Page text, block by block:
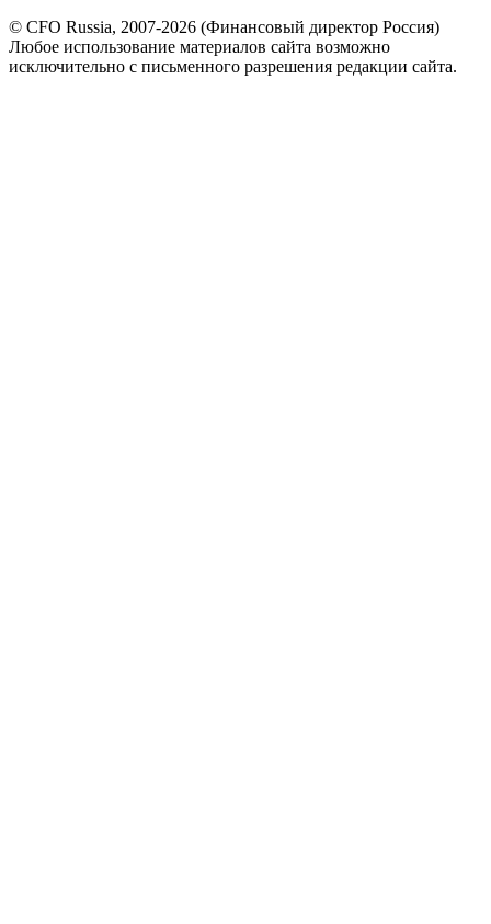
© CFO Russia, 2007-2026 (Финансовый директор Россия)
Любое использование материалов сайта возможно
исключительно с письменного разрешения редакции сайта.